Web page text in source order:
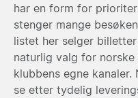
har en form for
stenger mange
listet her selger
naturlig valg for
klubbens egne
se etter tydelig